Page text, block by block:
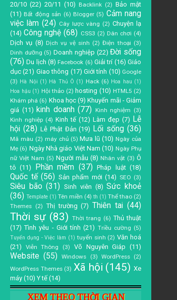
20/10 (22) 20/11 (10) Backlink (2) Bảo mật
(11) Bất động sản (6) Blogger (5) Cảm nang
việc làm (24) Cây lược vàng (2) Chuyện lạ
(14) Công nghệ (68) CSS3 (2) Dân chơi (4)
Dịch vụ (8) Dịch vụ vệ sinh (2) Điện thoại (3)
Dinh dưỡng (5) Doanh nghiệp (22) Đời sống
(76) Du lịch (8) Facebook (6) Giải trí (16) Giáo
dục (21) Giao thông (17) Giới tính (10) Google
(3) Hà Nội (1) Hà Thủ Ô (1) Hack (6) Hoa hau (1)
Hoa hậu (1) Hội thảo (2) hosting (10) HTML5 (2)
Khám phá (6) Khoa học (9) Khuyến mãi - Giảm
giá (11) kinh doanh (77) Kinh nghiệm (3)
Kinh nghiệp (4) Kinh tế (12) Làm đẹp (7) Lễ
hội (28) Lễ Phật Đản (19) Lối sống (36)
Mã màu (2) máy chủ (5) Mưa lũ (10) Ngày của
Mẹ (6) Ngày Nhà giáo Việt Nam (10) Ngày Phụ
nữ Việt Nam (5) Người mẫu (8) Nhân vật (3) Ô
tô (11) Phần mềm (37) Pháp luật (18)
Quốc tế (56) Sản phẩm mới (14) SEO (3)
Siêu bão (31) Sinh viên (8) Sức khoẻ
(36) Template (1) Tên miền (4) th (1) Thể thao (2)
Themes (2) Thị trường (7) Thiên tai (44)
Thời sự (83) Thời trang (6) Thủ thuật
(17) Tình yêu - Giới tính (21) Triều cường (5)
Tuyển dụng - Việc làm (1) tuyển sinh (2) Văn hoá
(21)
Viễn Thông (3) Võ Nguyên Giáp (11)
Website (55) Windows (3) WordPress (2)
WordPress Themes (3) Xã hội (145) Xe
máy (10) Y tế (14)
XEM THEO THỜI GIAN